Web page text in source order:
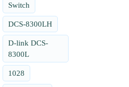
Switch
DCS-8300LH
D-link DCS-
8300L
1028